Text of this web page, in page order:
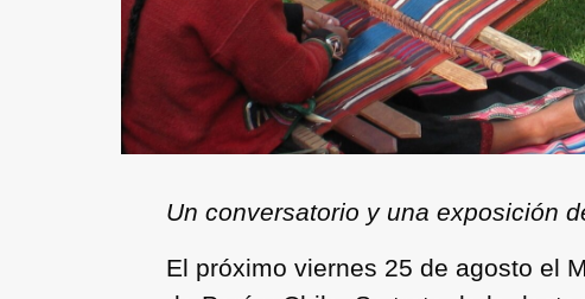
Un conversatorio y una exposición
El próximo viernes 25 de agosto el